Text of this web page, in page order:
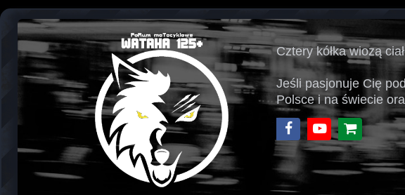
Cztery kółka wiozą
Jeśli pasjonuje Cię
Polsce i na świecie
FacebookYoutubeSklep